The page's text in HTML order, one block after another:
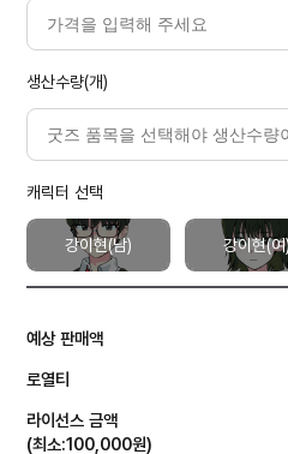
생산수량(개)
캐릭터 선택
강이현(남) 강이현(여)
예상 판매액
로열티
라이선스 금액
(최소:100,000원)